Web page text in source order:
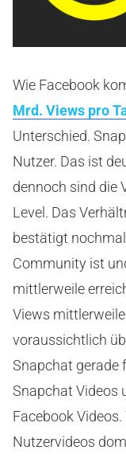
Wie Facebook
Mrd. Views pro
Unterschied.
Nutzer. Das ist
dennoch sind die
Level. Das
bestätigt
Community ist
mittlerweile
Views
voraussichtlich
Snapchat gerade
Snapchat Videos
Facebook
Nutzervideos